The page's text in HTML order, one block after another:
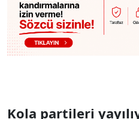
Kola partileri